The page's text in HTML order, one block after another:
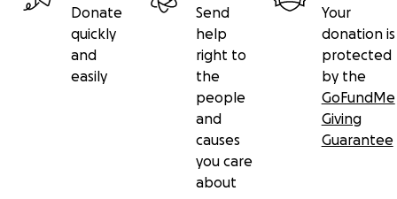
Donate
quickly
and
easily
Send
help
right to
the
people
and
causes
you care
about
Your
donation is
protected
by the
GoFundMe
Giving
Guarantee